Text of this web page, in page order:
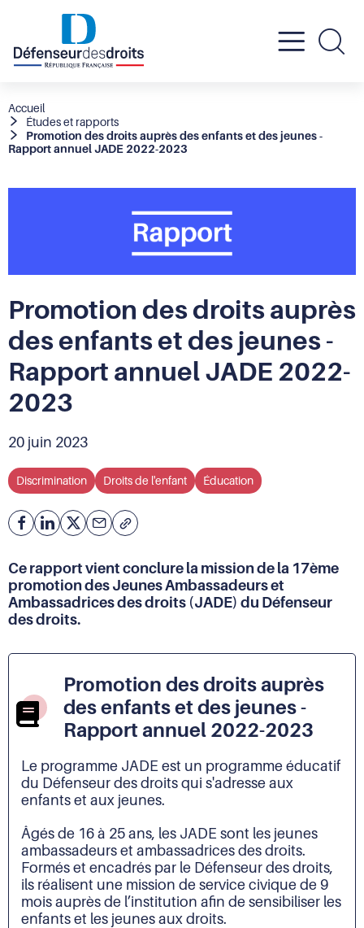
menu
Fil
d'Ariane
Accueil
Études et rapports
Promotion des droits auprès des enfants et des jeunes -
Rapport annuel JADE 2022-2023
Promotion des droits auprès
des enfants et des jeunes -
Rapport annuel JADE 2022-
2023
20 juin 2023
Discrimination Droits de l'enfant Éducation
Facebook
Partager
Linkedin
Partager
X
Courriel
Copier
la
page
(URL)
presse-
Ce rapport vient conclure la mission de la 17ème
promotion des Jeunes Ambassadeurs et
Ambassadrices des droits (JADE) du Défenseur
des droits.
Promotion des droits auprès
des enfants et des jeunes -
Rapport annuel 2022-2023
Le programme JADE est un programme éducatif
du Défenseur des droits qui s'adresse aux
enfants et aux jeunes.
Âgés de 16 à 25 ans, les JADE sont les jeunes
ambassadeurs et ambassadrices des droits.
Formés et encadrés par le Défenseur des droits,
ils réalisent une mission de service civique de 9
mois auprès de l’institution afin de sensibiliser les
enfants et les jeunes aux droits.